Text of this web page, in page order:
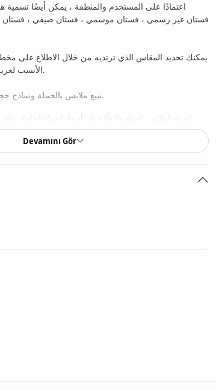
اعتمادًا على المستخدم والمنطقة ، يمكن أيضًا تسمية
فستان غير رسمي ، فستان موسمي ، فستان صيفي ،
يمكنك تحديد المقاس الذي ترتديه من خلال الاطلاع على
الأنسب لعربة التسوق واطلبه بأفضل سعر.
نبيع ملابس بالجملة ونماذج حجاب بالجملة للمحلات والمتاجر.
لشراء الملابس بالجملة والاطلاع على أسعار الجملة الخاصة ،
معلوماتك إلى خط الواتساب 0545695 05 91 للموافقة عليها.
ملاحظة: يتكون محتوى المنتج من الفستان. (تستخدم
V- ياقة
Devamını Gör